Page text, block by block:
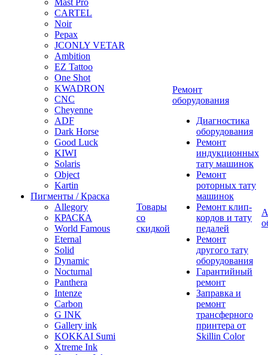
Mast Pro
CARTEL
Noir
Pepax
JCONLY VETAR
Ambition
EZ Tattoo
One Shot
KWADRON
CNC
Cheyenne
ADF
Dark Horse
Good Luck
KIWI
Solaris
Object
Kartin
Пигменты / Краска
Allegory
КРАСКА
World Famous
Eternal
Solid
Dynamic
Nocturnal
Panthera
Intenze
Carbon
G INK
Gallery ink
KOKKAI Sumi
Xtreme Ink
Товары
со
скидкой
Ремонт
оборудования
Диагностика
оборудования
Ремонт
индукционных
тату машинок
Ремонт
роторных тату
машинок
Ремонт клип-
кордов и тату
педалей
Ремонт
другого тату
оборудования
Гарантийный
ремонт
Заправка и
ремонт
трансферного
принтера от
Skillin Color